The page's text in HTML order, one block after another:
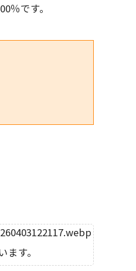
％です。
す。